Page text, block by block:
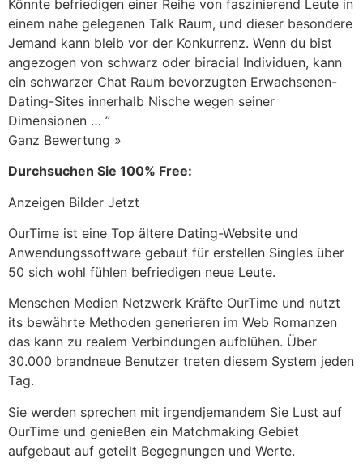
Könnte befriedigen einer Reihe von faszinierend Leute in
einem nahe gelegenen Talk Raum, und dieser besondere
Jemand kann bleib vor der Konkurrenz. Wenn du bist
angezogen von schwarz oder biracial Individuen, kann
ein schwarzer Chat Raum bevorzugten Erwachsenen-
Dating-Sites innerhalb Nische wegen seiner
Dimensionen … ”
Ganz Bewertung »
Durchsuchen Sie 100% Free:
Anzeigen Bilder Jetzt
OurTime ist eine Top ältere Dating-Website und
Anwendungssoftware gebaut für erstellen Singles über
50 sich wohl fühlen befriedigen neue Leute.
Menschen Medien Netzwerk Kräfte OurTime und nutzt
its bewährte Methoden generieren im Web Romanzen
das kann zu realem Verbindungen aufblühen. Über
30.000 brandneue Benutzer treten diesem System jeden
Tag.
Sie werden sprechen mit irgendjemandem Sie Lust auf
OurTime und genießen ein Matchmaking Gebiet
aufgebaut auf geteilt Begegnungen und Werte.